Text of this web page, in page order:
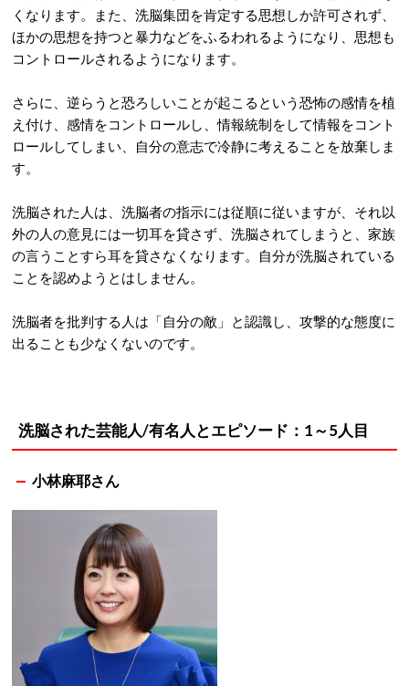
くなります。また、洗脳集団を肯定する思想しか許可されず、
ほかの思想を持つと暴力などをふるわれるようになり、思想も
コントロールされるようになります。
さらに、逆らうと恐ろしいことが起こるという恐怖の感情を植
え付け、感情をコントロールし、情報統制をして情報をコント
ロールしてしまい、自分の意志で冷静に考えることを放棄しま
す。
洗脳された人は、洗脳者の指示には従順に従いますが、それ以
外の人の意見には一切耳を貸さず、洗脳されてしまうと、家族
の言うことすら耳を貸さなくなります。自分が洗脳されている
ことを認めようとはしません。
洗脳者を批判する人は「自分の敵」と認識し、攻撃的な態度に
出ることも少なくないのです。
洗脳された芸能人/有名人とエピソード：1～5人目
小林麻耶さん